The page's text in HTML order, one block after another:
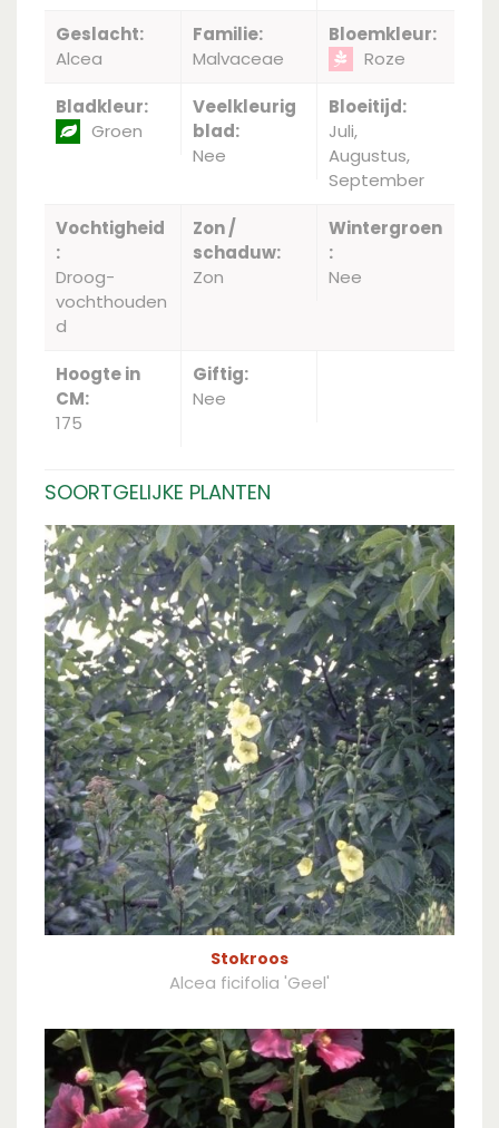
Geslacht:
Alcea
Familie:
Malvaceae
Bloemkleur:
Roze
Bladkleur:
Groen
Veelkleurig
blad:
Nee
Bloeitijd:
Juli,
Augustus,
September
Vochtigheid
:
Droog-
vochthouden
d
Zon /
schaduw:
Zon
Wintergroen
:
Nee
Hoogte in
CM:
175
Giftig:
Nee
SOORTGELIJKE PLANTEN
Stokroos
Alcea ficifolia 'Geel'